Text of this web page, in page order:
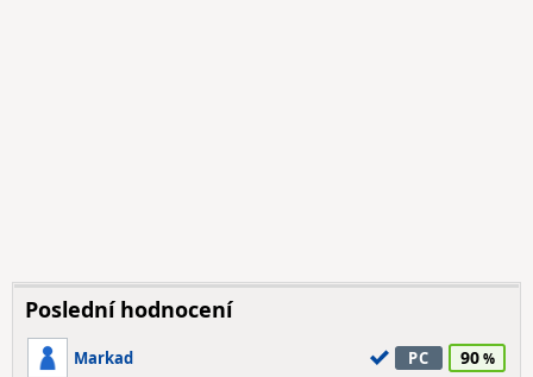
Poslední hodnocení
Markad PC 90